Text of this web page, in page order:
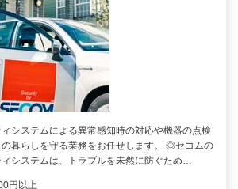
システムによる異常感知時の対応や機器の点検
暮らしを守る業務をお任せします。 ◎セコムの
システムは、トラブルを未然に防ぐため…
円以上